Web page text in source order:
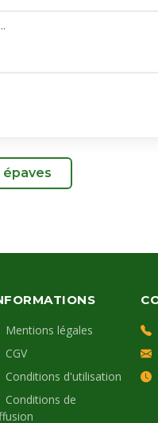
épaves
Mentions légales
CGV
Conditions d'utilisation
Conditions de